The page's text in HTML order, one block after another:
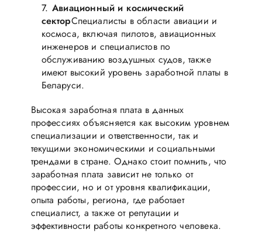
Авиационный и космический
секторСпециалисты в области авиации и
космоса, включая пилотов, авиационных
инженеров и специалистов по
обслуживанию воздушных судов, также
имеют высокий уровень заработной платы в
Беларуси.
Высокая заработная плата в данных
профессиях объясняется как высоким уровнем
специализации и ответственности, так и
текущими экономическими и социальными
трендами в стране. Однако стоит помнить, что
заработная плата зависит не только от
профессии, но и от уровня квалификации,
опыта работы, региона, где работает
специалист, а также от репутации и
эффективности работы конкретного человека.